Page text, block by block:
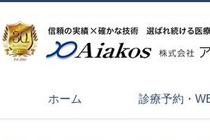
ホーム 診療予約・